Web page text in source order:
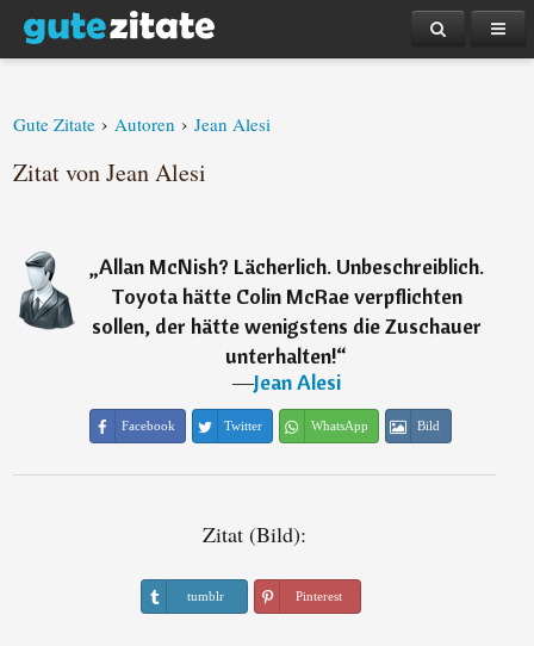
Gute Zitate › Autoren › Jean Alesi
Zitat von Jean Alesi
„Allan McNish? Lächerlich. Unbeschreiblich.
Toyota hätte Colin McRae verpflichten
sollen, der hätte wenigstens die Zuschauer
unterhalten!“
―Jean Alesi
Facebook Twitter WhatsApp Bild
Zitat (Bild):
tumblr Pinterest